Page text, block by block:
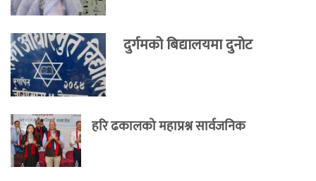
दुर्गमको बिद्यालयमा दुनोट
हरि ढकालको महाप्रश्न सार्वजनिक